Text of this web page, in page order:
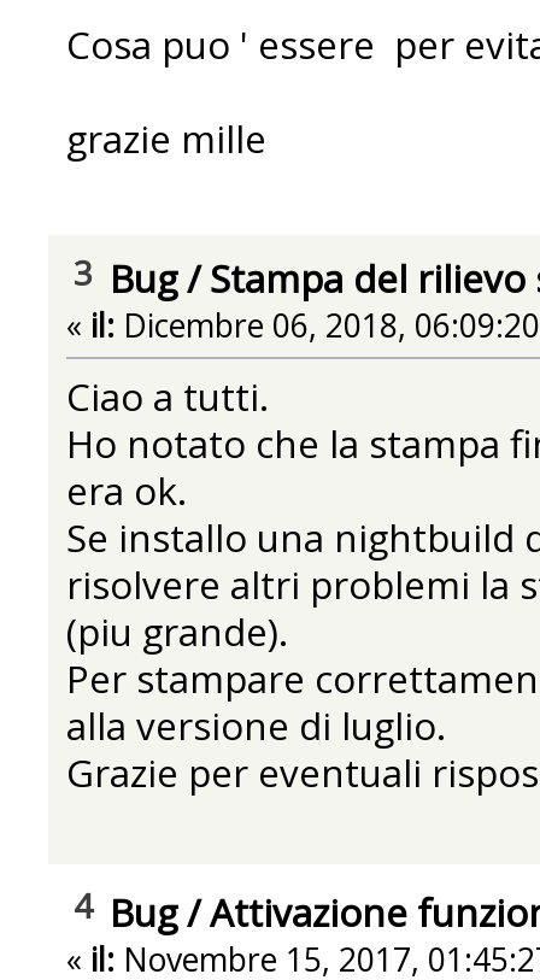
Cosa puo ' essere per
grazie mille
3 Bug/Stampa del rilievo
« il: Dicembre 06, 2018,
Ciao a tutti.
Ho notato che la stampa
era ok.
Se installo una nightbuild
risolvere altri problemi la
(piu grande).
Per stampare
alla versione di luglio.
Grazie per eventuali
4 Bug/Attivazione
« il: Novembre 15, 2017,